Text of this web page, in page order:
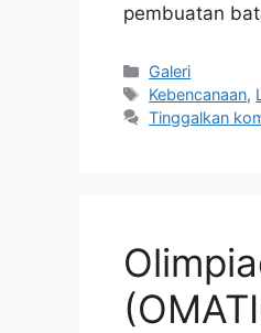
pembuatan
Galeri
Kebencanaan,
Tinggalkan